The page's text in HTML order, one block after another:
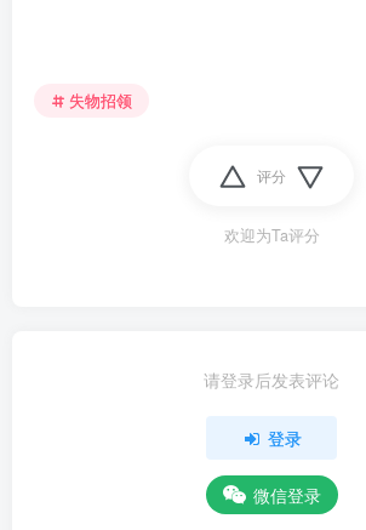
失物招领
评分
欢迎为Ta评分
请登录后发表评论
登录
微信登录